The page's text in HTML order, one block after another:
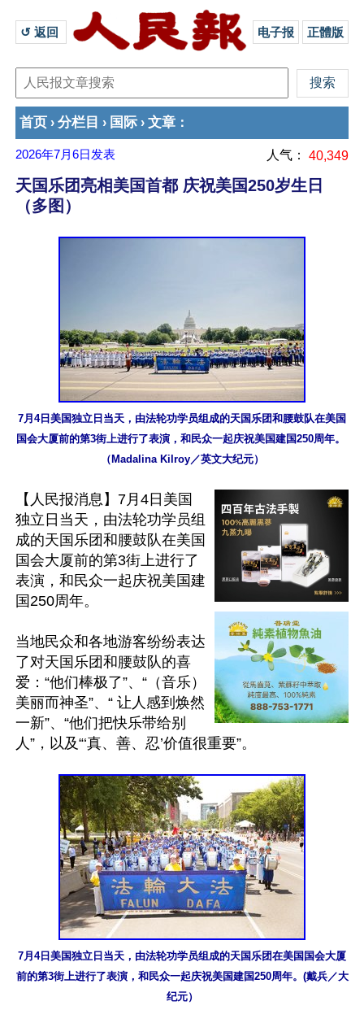
↺ 返回 电子报 正體版
首页 › 分栏目 › 国际 › 文章 ：
2026年7月6日 发表 人气： 40,349
天国乐团亮相美国首都 庆祝美国250岁生日
（多图）
7月4日美国独立日当天，由法轮功学员组成的天国乐团和腰鼓队在美国
国会大厦前的第3街上进行了表演，和民众一起庆祝美国建国250周年。
（Madalina Kilroy／英文大纪元）
【人民报消息】7月4日美国
独立日当天，由法轮功学员组
成的天国乐团和腰鼓队在美国
国会大厦前的第3街上进行了
表演，和民众一起庆祝美国建
国250周年。
当地民众和各地游客纷纷表达
了对天国乐团和腰鼓队的喜
爱：“他们棒极了”、“（音乐）
美丽而神圣”、“ 让人感到焕然
一新”、“他们把快乐带给别
人”，以及“‘真、善、忍’价值很重要”。
7月4日美国独立日当天，由法轮功学员组成的天国乐团在美国国会大厦
前的第3街上进行了表演，和民众一起庆祝美国建国250周年。(戴兵／大
纪元）